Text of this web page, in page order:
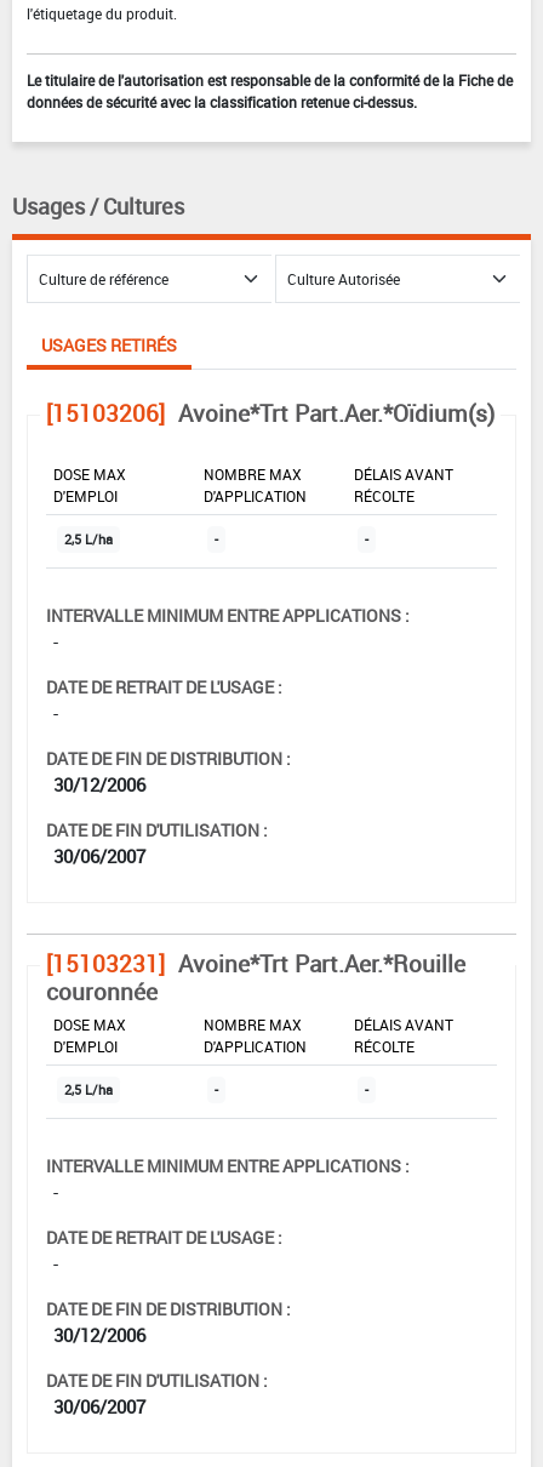
l'étiquetage du produit.
Le titulaire de l'autorisation est responsable de la conformité de la Fiche de
données de sécurité avec la classification retenue ci-dessus.
Usages / Cultures
USAGES RETIRÉS
[15103206] Avoine*Trt Part.Aer.*Oïdium(s)
DOSE MAX
D'EMPLOI
NOMBRE MAX
D'APPLICATION
DÉLAIS AVANT
RÉCOLTE
2,5 L/ha - -
INTERVALLE MINIMUM ENTRE APPLICATIONS :
-
DATE DE RETRAIT DE L'USAGE :
-
DATE DE FIN DE DISTRIBUTION :
30/12/2006
DATE DE FIN D'UTILISATION :
30/06/2007
[15103231] Avoine*Trt Part.Aer.*Rouille
couronnée
DOSE MAX
D'EMPLOI
NOMBRE MAX
D'APPLICATION
DÉLAIS AVANT
RÉCOLTE
2,5 L/ha - -
INTERVALLE MINIMUM ENTRE APPLICATIONS :
-
DATE DE RETRAIT DE L'USAGE :
-
DATE DE FIN DE DISTRIBUTION :
30/12/2006
DATE DE FIN D'UTILISATION :
30/06/2007